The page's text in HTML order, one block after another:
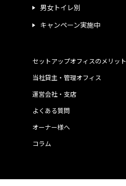
男女トイレ別
キャンペーン実施中
運営会社・支店
よくある質問
当社貸主・管理オフィス
オーナー様へ
コラム
セットアップオフィスのメリット